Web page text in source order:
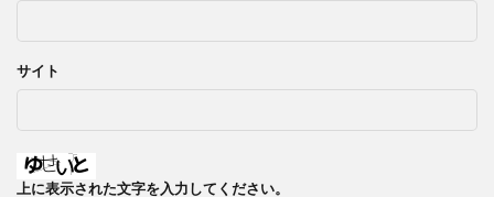
サイト
上に表示された文字を入力してください。